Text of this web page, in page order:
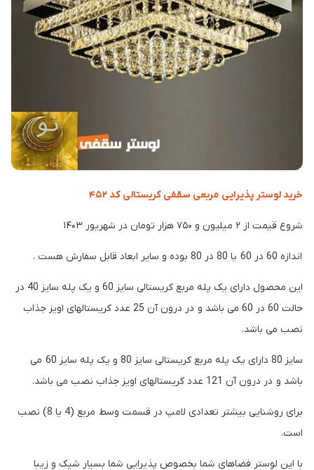
خرید لوستر پذیرایی مربعی سقفی کریستالی کد ۴۵۲
شروع قیمت از ۲ میلیون و ۷۵۰ هزار تومان در شهریور ۱۴۰۳
اندازه 60 در 60 یا 80 در 80 بوده و سایر ابعاد قابل سفارش هست .
این محصول دارای یک پله مربع کریستالی سایز 60 و یک پله سایز 40 در
حالت 60 در 60 می باشد و در درون آن 25 عدد کریستالهای اویز جذاب
نصب می باشد.
سایز 80 دارای یک پله مربع کریستالی سایز 80 و یک پله سایز 60 می
باشد و در درون آن 121 عدد کریستالهای اویز جذاب نصب می باشد.
برای روشنایی بیشتر تعدادی لامپ در قسمت وسط مربع (4 یا 8) نصب
است.
با این لوستر فضاهای شما بخصوص پذیرایی شما بسیار شیک و زیبا